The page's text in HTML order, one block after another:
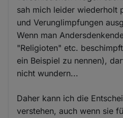
sah mich leider wiederholt
und Verunglimpfungen
Wenn man
"Religioten" etc.
ein Beispiel zu nennen),
nicht wundern...
Daher kann ich die
verstehen, auch wenn sie